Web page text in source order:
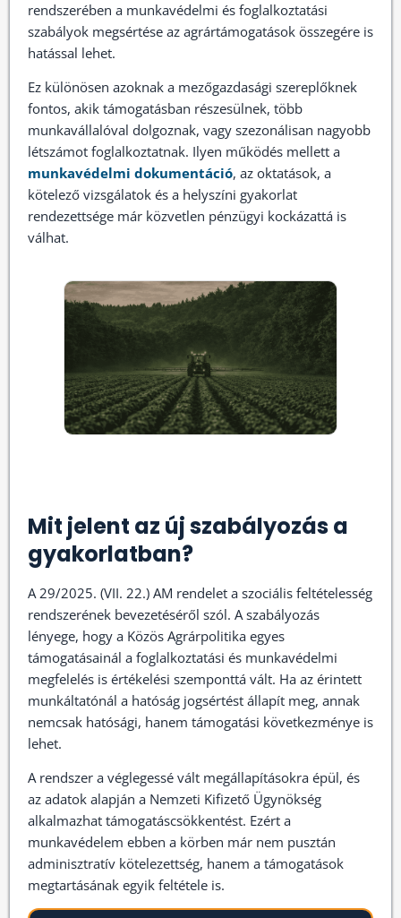
rendszerében a munkavédelmi és foglalkoztatási
szabályok megsértése az agrártámogatások összegére is
hatással lehet.
Ez különösen azoknak a mezőgazdasági szereplőknek
fontos, akik támogatásban részesülnek, több
munkavállalóval dolgoznak, vagy szezonálisan nagyobb
létszámot foglalkoztatnak. Ilyen működés mellett a
munkavédelmi dokumentáció, az oktatások, a
kötelező vizsgálatok és a helyszíni gyakorlat
rendezettsége már közvetlen pénzügyi kockázattá is
válhat.
Mit jelent az új szabályozás a
gyakorlatban?
A 29/2025. (VII. 22.) AM rendelet a szociális feltételesség
rendszerének bevezetéséről szól. A szabályozás
lényege, hogy a Közös Agrárpolitika egyes
támogatásainál a foglalkoztatási és munkavédelmi
megfelelés is értékelési szemponttá vált. Ha az érintett
munkáltatónál a hatóság jogsértést állapít meg, annak
nemcsak hatósági, hanem támogatási következménye is
lehet.
A rendszer a véglegessé vált megállapításokra épül, és
az adatok alapján a Nemzeti Kifizető Ügynökség
alkalmazhat támogatáscsökkentést. Ezért a
munkavédelem ebben a körben már nem pusztán
adminisztratív kötelezettség, hanem a támogatások
megtartásának egyik feltétele is.